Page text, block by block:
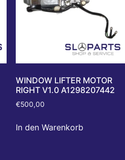
WINDOW LIFTER MOTOR
RIGHT V1.0 A1298207442
€500,00
In den Warenkorb